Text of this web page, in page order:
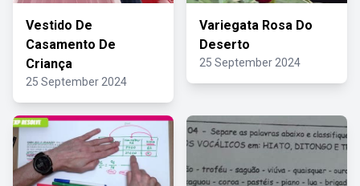
Vestido De
Casamento De
Criança
25 September 2024
Variegata Rosa Do
Deserto
25 September 2024